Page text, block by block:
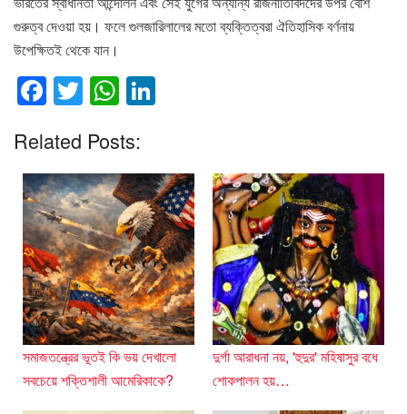
গুরুত্ব দেওয়া হয়। ফলে গুলজারিলালের মতো ব্যক্তিত্বরা ঐতিহাসিক বর্ণনায়
উপেক্ষিতই থেকে যান।
F
c
e
b
o
o
k
T
tt
er
W
at
s
A
p
p
e
dI
n
Related Posts:
সমাজতন্ত্রের ভূতই কি ভয় দেখালো
সবচেয়ে শক্তিশালী আমেরিকাকে?
দুর্গা আরাধনা নয়, 'হুদুর' মহিষাসুর বধে
শোকপালন হয়…